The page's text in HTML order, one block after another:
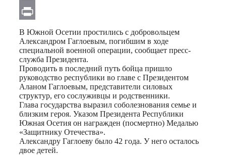
Email
Print
В Южной Осетии простились с добровольцем
Александром Гаглоевым, погибшим в ходе
специальной военной операции, сообщает пресс-
служба Президента.
Проводить в последний путь бойца пришло
руководство республики во главе с Президентом
Аланом Гаглоевым, представители силовых
структур, его сослуживцы и родственники.
Глава государства выразил соболезнования семье и
близким героя. Указом Президента Республики
Южная Осетия он награжден (посмертно) Медалью
«Защитнику Отечества».
Александру Гаглоеву было 42 года. У него осталось
двое детей.